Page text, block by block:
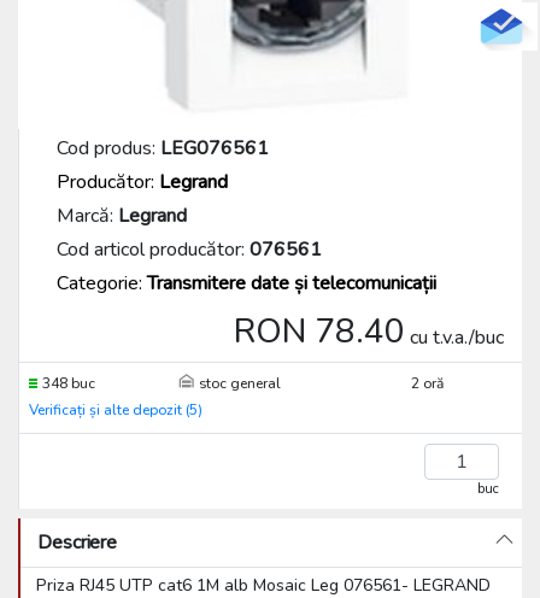
Cod produs: LEG076561
Producător: Legrand
Marcă: Legrand
Cod articol producător: 076561
Categorie:Transmitere date și telecomunicații
RON 78.40 cu t.v.a./buc
348 buc stoc general
2 oră
Verificați și alte depozit (5)
buc
Descriere
Priza RJ45 UTP cat6 1M alb Mosaic Leg 076561- LEGRAND